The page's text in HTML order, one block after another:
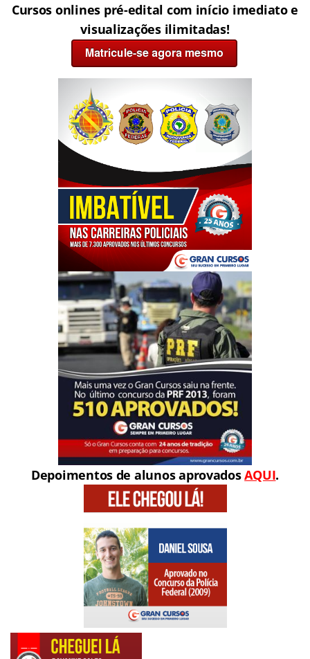
Cursos onlines pré-edital com início imediato e
visualizações ilimitadas!
Depoimentos de alunos aprovadosAQUI.